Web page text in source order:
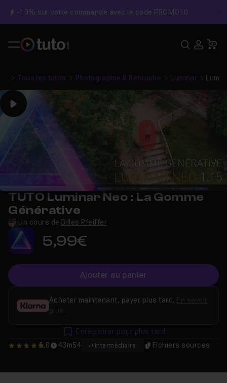
-10% sur votre commande avec le code PROMO10
Tous les tutos Photographie & Retouche Luminar
Play
TUTO Luminar Neo : La Gomme
Générative
Un cours de Gilles Pfeiffer
5,99€
Ajouter au panier
5 5,0 43m54 Intermédiaire Fichiers sources
Acheter maintenant, payer plus tard.
plus
Enregistrer pour plus tard